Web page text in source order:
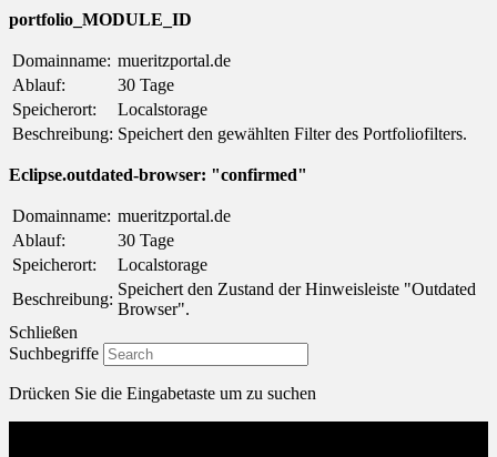
portfolio_MODULE_ID
Domainname: mueritzportal.de
Ablauf:
30 Tage
Speicherort:
Localstorage
Beschreibung: Speichert den gewählten Filter des Portfoliofilters.
Eclipse.outdated-browser: "confirmed"
Domainname: mueritzportal.de
Ablauf:
30 Tage
Speicherort:
Localstorage
Beschreibung:
Speichert den Zustand der Hinweisleiste "Outdated
Browser".
Schließen
Suchbegriffe
Drücken Sie die Eingabetaste um zu suchen